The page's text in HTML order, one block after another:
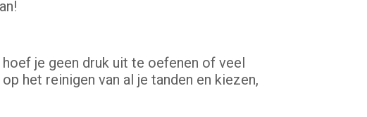
je geen druk uit te oefenen of veel
het reinigen van al je tanden en kiezen,